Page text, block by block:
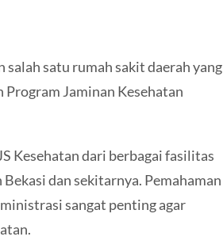
salah satu rumah sakit daerah yang
Jaminan Kesehatan
Kesehatan dari berbagai fasilitas
dan sekitarnya. Pemahaman
sangat penting agar